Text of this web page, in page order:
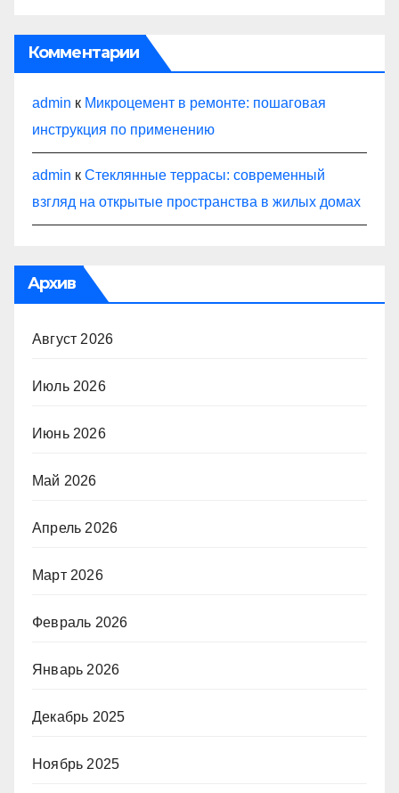
Комментарии
admin к Микроцемент в ремонте: пошаговая
инструкция по применению
admin к Стеклянные террасы: современный
взгляд на открытые пространства в жилых домах
Архив
Август 2026
Июль 2026
Июнь 2026
Май 2026
Апрель 2026
Март 2026
Февраль 2026
Январь 2026
Декабрь 2025
Ноябрь 2025